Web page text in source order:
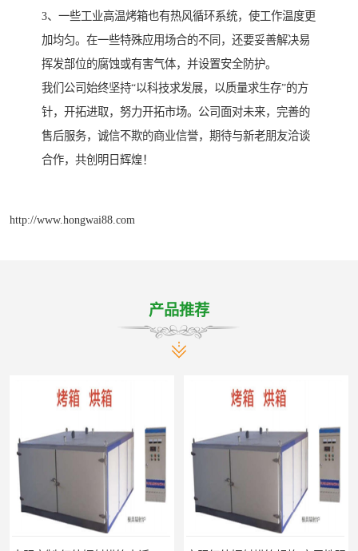
3、一些工业高温烤箱也有热风循环系统，使工作温度更
加均匀。在一些特殊应用场合的不同，还要妥善解决易
挥发部位的腐蚀或有害气体，并设置安全防护。
我们公司始终坚持“以科技求发展，以质量求生存”的方
针，开拓进取，努力开拓市场。公司面对未来，完善的
售后服务，诚信不欺的商业信誉，期待与新老朋友洽谈
合作，共创明日辉煌！
http://www.hongwai88.com
产品推荐